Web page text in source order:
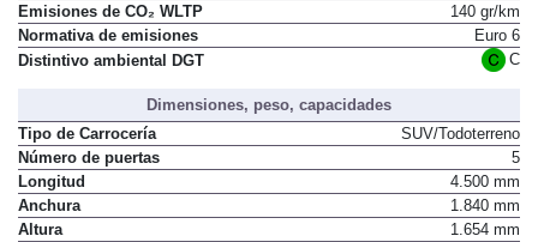
Emisiones de CO₂ WLTP
140 gr/km
Normativa de emisiones
Euro 6
Distintivo ambiental DGT
C
Dimensiones, peso, capacidades
Tipo de Carrocería
SUV/Todoterreno
Número de puertas
5
Longitud
4.500 mm
Anchura
1.840 mm
Altura
1.654 mm